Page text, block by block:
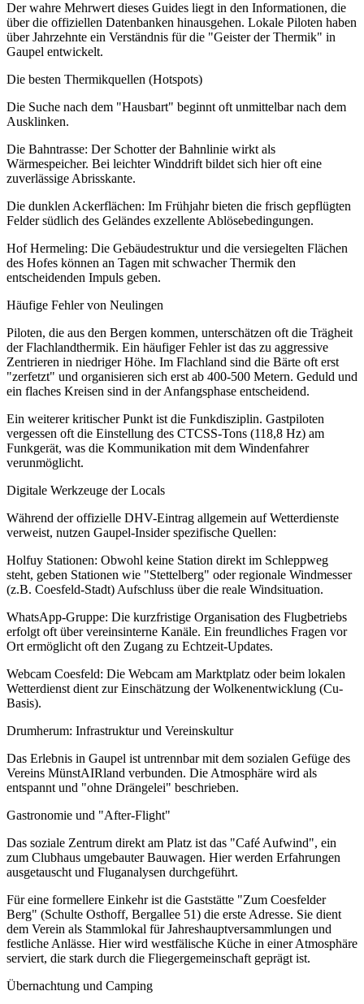
Der wahre Mehrwert dieses Guides liegt in den Informationen, die
über die offiziellen Datenbanken hinausgehen. Lokale Piloten haben
über Jahrzehnte ein Verständnis für die "Geister der Thermik" in
Gaupel entwickelt.
Die besten Thermikquellen (Hotspots)
Die Suche nach dem "Hausbart" beginnt oft unmittelbar nach dem
Ausklinken.
Die Bahntrasse: Der Schotter der Bahnlinie wirkt als
Wärmespeicher. Bei leichter Winddrift bildet sich hier oft eine
zuverlässige Abrisskante.
Die dunklen Ackerflächen: Im Frühjahr bieten die frisch gepflügten
Felder südlich des Geländes exzellente Ablösebedingungen.
Hof Hermeling: Die Gebäudestruktur und die versiegelten Flächen
des Hofes können an Tagen mit schwacher Thermik den
entscheidenden Impuls geben.
Häufige Fehler von Neulingen
Piloten, die aus den Bergen kommen, unterschätzen oft die Trägheit
der Flachlandthermik. Ein häufiger Fehler ist das zu aggressive
Zentrieren in niedriger Höhe. Im Flachland sind die Bärte oft erst
"zerfetzt" und organisieren sich erst ab 400-500 Metern. Geduld und
ein flaches Kreisen sind in der Anfangsphase entscheidend.
Ein weiterer kritischer Punkt ist die Funkdisziplin. Gastpiloten
vergessen oft die Einstellung des CTCSS-Tons (118,8 Hz) am
Funkgerät, was die Kommunikation mit dem Windenfahrer
verunmöglicht.
Digitale Werkzeuge der Locals
Während der offizielle DHV-Eintrag allgemein auf Wetterdienste
verweist, nutzen Gaupel-Insider spezifische Quellen:
Holfuy Stationen: Obwohl keine Station direkt im Schleppweg
steht, geben Stationen wie "Stettelberg" oder regionale Windmesser
(z.B. Coesfeld-Stadt) Aufschluss über die reale Windsituation.
WhatsApp-Gruppe: Die kurzfristige Organisation des Flugbetriebs
erfolgt oft über vereinsinterne Kanäle. Ein freundliches Fragen vor
Ort ermöglicht oft den Zugang zu Echtzeit-Updates.
Webcam Coesfeld: Die Webcam am Marktplatz oder beim lokalen
Wetterdienst dient zur Einschätzung der Wolkenentwicklung (Cu-
Basis).
Drumherum: Infrastruktur und Vereinskultur
Das Erlebnis in Gaupel ist untrennbar mit dem sozialen Gefüge des
Vereins MünstAIRland verbunden. Die Atmosphäre wird als
entspannt und "ohne Drängelei" beschrieben.
Gastronomie und "After-Flight"
Das soziale Zentrum direkt am Platz ist das "Café Aufwind", ein
zum Clubhaus umgebauter Bauwagen. Hier werden Erfahrungen
ausgetauscht und Fluganalysen durchgeführt.
Für eine formellere Einkehr ist die Gaststätte "Zum Coesfelder
Berg" (Schulte Osthoff, Bergallee 51) die erste Adresse. Sie dient
dem Verein als Stammlokal für Jahreshauptversammlungen und
festliche Anlässe. Hier wird westfälische Küche in einer Atmosphäre
serviert, die stark durch die Fliegergemeinschaft geprägt ist.
Übernachtung und Camping